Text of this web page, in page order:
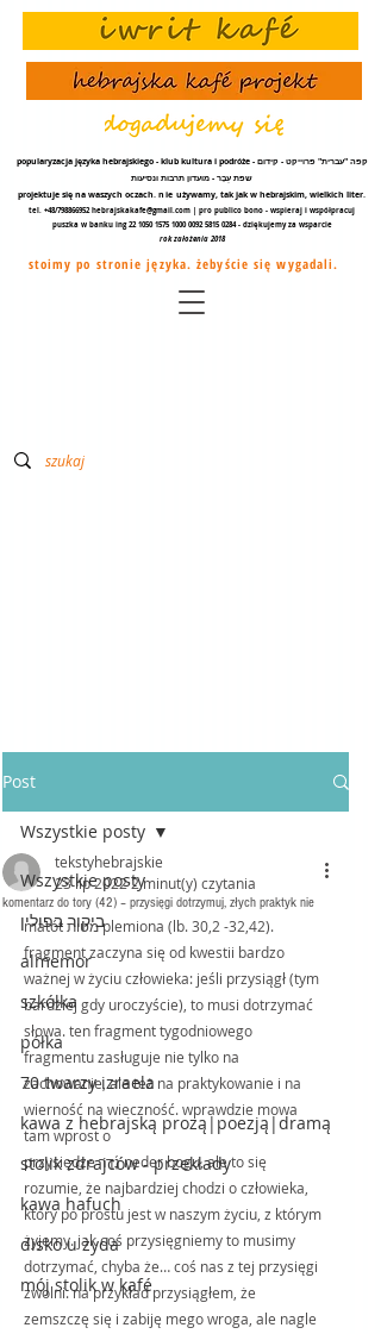
popularyzacja języka hebrajskiego - klub kultura i podróże - קפה "עברית" פרוייקט - קידום
שפת עֵבֶר - מועדון תרבות ונסיעות
projektuje się na waszych oczach.nie używamy, tak jak w hebrajskim, wielkich liter.
tel. +48/798866952 hebrajskakafe@gmail.com | pro publico bono - wspieraj i współpracuj
puszka w banku ing22 1050 1575 1000 0092 5815 0284- dziękujemy za wsparcie
rok założenia 2018
stoimy po stronie języka. żebyście się wygadali.
Post
Wszystkie posty
ביקור בפולין
almemor
szkółka
półka
70 twarzy izraela
kawa z hebrajską prozą|poezją|dramą
stolik zdrajców - przekłady
kawa hafuch
disko u żyda
mój stolik w kafé
Wszystkie posty
komentarz do tory (42) – przysięgi dotrzymuj, złych praktyk nie
tekstyhebrajskie
23 lip 20222 minut(y) czytania
matót מטות plemiona (lb. 30,2 -32,42).
fragment zaczyna się od kwestii bardzo
ważnej w życiu człowieka: jeśli przysiągł (tym
bardziej gdy uroczyście), to musi dotrzymać
słowa. ten fragment tygodniowego
fragmentu zasługuje nie tylko na
zachowanie, ale też na praktykowanie i na
wierność na wieczność. wprawdzie mowa
tam wprost o
przysiędze נֶ֜דֶר neder bogu, ale to się
rozumie, że najbardziej chodzi o człowieka,
który po prostu jest w naszym życiu, z którym
żyjemy. jak coś przysięgniemy to musimy
dotrzymać, chyba że… coś nas z tej przysięgi
zwolni. na przykład przysiągłem, że
zemszczę się i zabiję mego wroga, ale nagle